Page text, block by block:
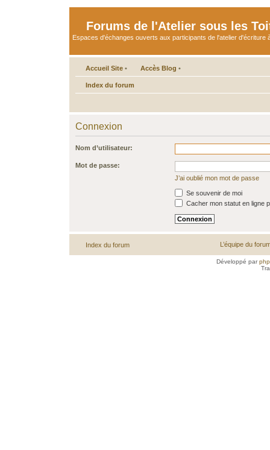
Forums de l'Atelier sous les
Espaces d'échanges ouverts aux participants de l'atelier d'écriture
Accueil Site • Accès Blog •
Index du forum
Connexion
Nom d’utilisateur:
Mot de passe:
J’ai oublié mon mot de passe
Se souvenir de moi
Cacher mon statut en ligne
Index du forum L’équipe du
Développé par